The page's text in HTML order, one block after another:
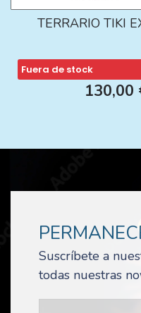
TERRARIO TIKI
Fuera de stock
130,00
Suscríbete a
todas nuestras